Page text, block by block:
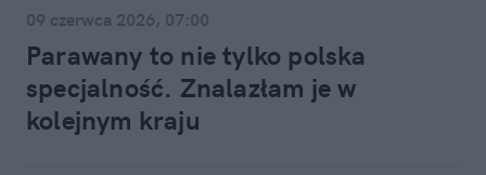
09 czerwca 2026, 07:00
Parawany to nie tylko polska
specjalność. Znalazłam je w
kolejnym kraju